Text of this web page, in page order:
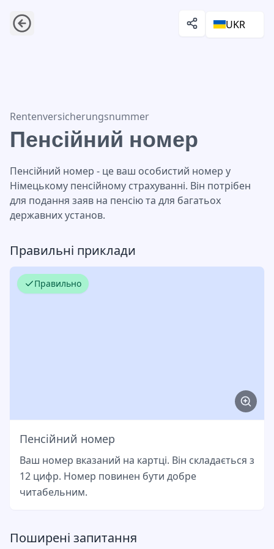
UKR
Пенсійний номер
Rentenversicherungsnummer
Пенсійний номер
Пенсійний номер - це ваш особистий номер у
Німецькому пенсійному страхуванні. Він потрібен
для подання заяв на пенсію та для багатьох
державних установ.
Правильні приклади
Правильно
Пенсійний номер
Ваш номер вказаний на картці. Він складається з
12 цифр. Номер повинен бути добре
читабельним.
Поширені запитання